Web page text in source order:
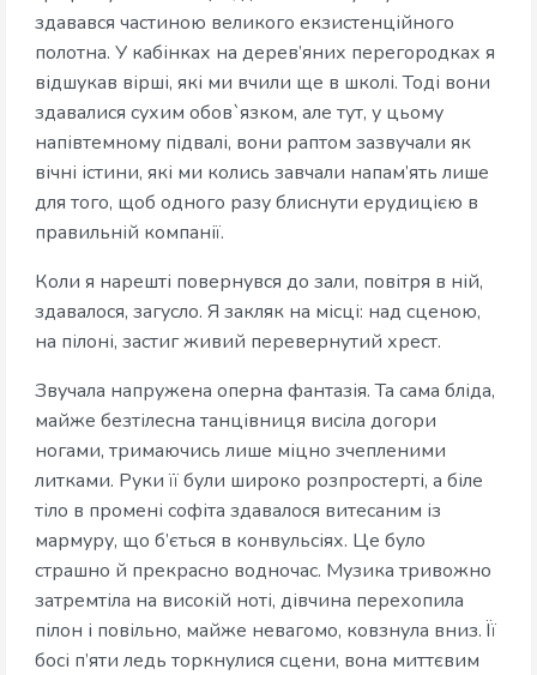
здавався частиною великого екзистенційного
полотна. У кабінках на дерев’яних перегородках я
відшукав вірші, які ми вчили ще в школі. Тоді вони
здавалися сухим обов`язком, але тут, у цьому
напівтемному підвалі, вони раптом зазвучали як
вічні істини, які ми колись завчали напам’ять лише
для того, щоб одного разу блиснути ерудицією в
правильній компанії.
Коли я нарешті повернувся до зали, повітря в ній,
здавалося, загусло. Я закляк на місці: над сценою,
на пілоні, застиг живий перевернутий хрест.
Звучала напружена оперна фантазія. Та сама бліда,
майже безтілесна танцівниця висіла догори
ногами, тримаючись лише міцно зчепленими
литками. Руки її були широко розпростерті, а біле
тіло в промені софіта здавалося витесаним із
мармуру, що б’ється в конвульсіях. Це було
страшно й прекрасно водночас. Музика тривожно
затремтіла на високій ноті, дівчина перехопила
пілон і повільно, майже невагомо, ковзнула вниз. Її
босі п’яти ледь торкнулися сцени, вона миттєвим